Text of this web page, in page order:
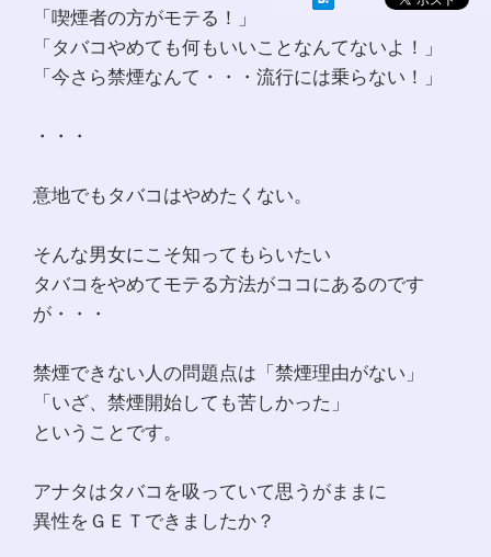
「喫煙者の方がモテる！」
「タバコやめても何もいいことなんてないよ！」
「今さら禁煙なんて・・・流行には乗らない！」
・・・
意地でもタバコはやめたくない。
そんな男女にこそ知ってもらいたい
タバコをやめてモテる方法がココにあるのです
が・・・
禁煙できない人の問題点は「禁煙理由がない」
「いざ、禁煙開始しても苦しかった」
ということです。
アナタはタバコを吸っていて思うがままに
異性をＧＥＴできましたか？